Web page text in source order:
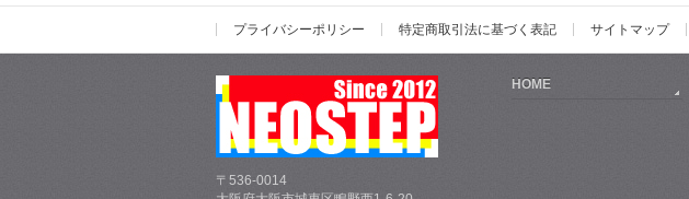
プライバシーポリシー 特定商取引法に基づく表記 サイトマップ
〒536-0014
HOME